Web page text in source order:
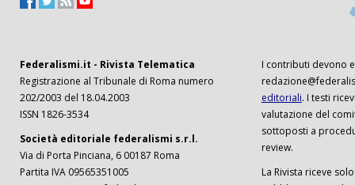
Federalismi.it - Rivista Telematica
Registrazione al Tribunale di Roma numero
202/2003 del 18.04.2003
ISSN 1826-3534
Società editoriale federalismi s.r.l.
Via di Porta Pinciana, 6 00187 Roma
Partita IVA 09565351005
I contributi devono
editoriali. I testi
valutazione del
sottoposti a
review.
La Rivista riceve